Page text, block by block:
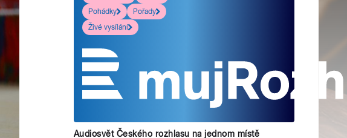
Pohádky
Pořady
Živé vysílání
Audiosvět Českého rozhlasu na jednom místě